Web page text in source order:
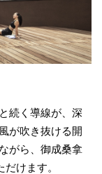
続く導線が、深
が吹き抜ける開
がら、御成桑拿
けます。